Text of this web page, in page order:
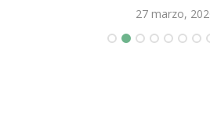
27 marzo,